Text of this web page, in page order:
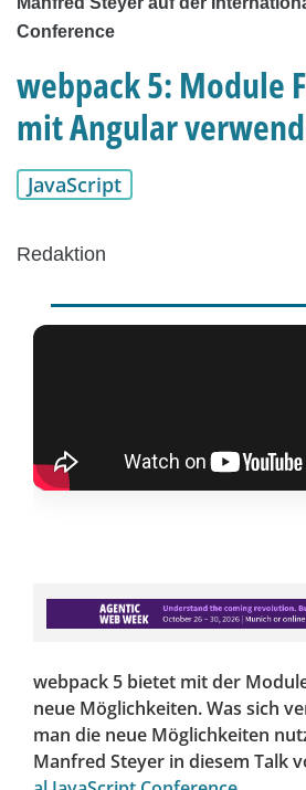
Conference
webpack 5: Module
mit Angular
JavaScript
Redaktion
webpack 5 bietet mit der
neue Möglichkeiten. Was sich
man die neue Möglichkeiten
Manfred Steyer in diesem Talk